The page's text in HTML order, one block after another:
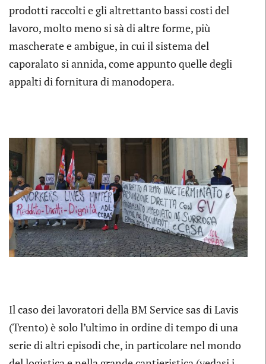
prodotti raccolti e gli altrettanto bassi costi del
lavoro, molto meno si sà di altre forme, più
mascherate e ambigue, in cui il sistema del
caporalato si annida, come appunto quelle degli
appalti di fornitura di manodopera.
Il caso dei lavoratori della BM Service sas di Lavis
(Trento) è solo l’ultimo in ordine di tempo di una
serie di altri episodi che, in particolare nel mondo